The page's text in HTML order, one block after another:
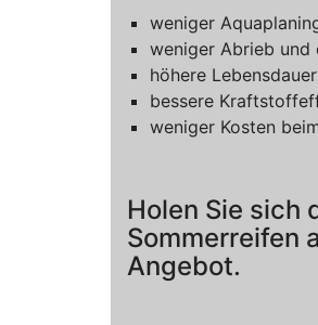
weniger
weniger Abrieb und
höhere
bessere
weniger Kosten
Holen Sie sich
Sommerreifen
Angebot.